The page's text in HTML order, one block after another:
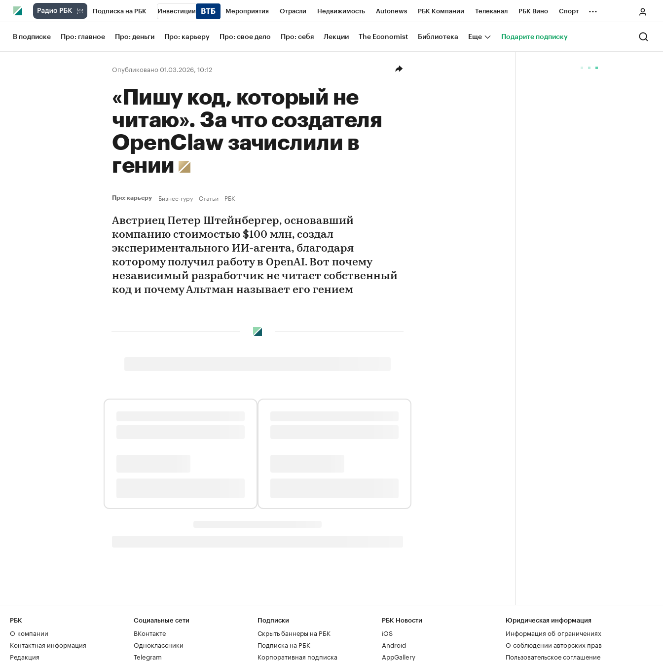
Подписка на РБК Инвестиции Мероприятия Отрасли Недвижимость Autonews РБК Компании Телеканал РБК Вино Спорт
Школа управления РБК РБК Образование РБК Life Тренды Визионеры Национальные проекты Город
Рынок наличной валюты
...
В подписке Про: главное Про: деньги Про: карьеру Про: свое дело Про: себя Лекции The Economist Библиотека Еще Подарите подписку
Опубликовано 01.03.2026, 10:12
«Пишу код, который не
читаю». За что создателя
OpenClaw зачислили в
гении
Про: карьеру Бизнес-гуру Статьи РБК
Австриец Петер Штейнбергер, основавший
компанию стоимостью $100 млн, создал
экспериментального ИИ-агента, благодаря
которому получил работу в OpenAI. Вот почему
независимый разработчик не читает собственный
код и почему Альтман называет его гением
РБК
О компании
Контактная информация
Редакция
Социальные сети
ВКонтакте
Одноклассники
Telegram
Подписки
Скрыть баннеры на РБК
Подписка на РБК
Корпоративная подписка
РБК Новости
iOS
Android
AppGallery
Юридическая информация
Информация об ограничениях
О соблюдении авторских прав
Пользовательское соглашение